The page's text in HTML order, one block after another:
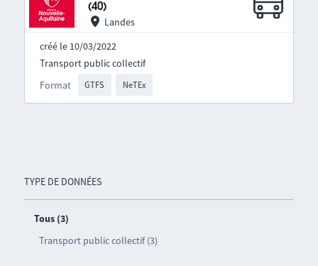
TYPE DE DONNÉES
Tous (3)
Transport public collectif (3)
(40)
Landes
créé le 10/03/2022
Format GTFS NeTEx
Transport public collectif